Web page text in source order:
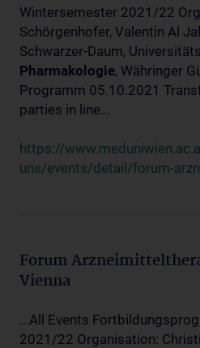
Wintersemester 2021/22
Schörgenhofer, Valentin Al
Schwarzer-Daum,
Pharmakologie, Währinger
Programm 05.10.2021
parties in line...
https://
uns/events/detail/forum-
Forum
Vienna
...All Events
2021/22 Organisation: